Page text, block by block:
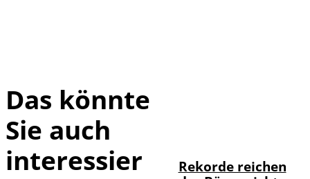
Das könnte
Sie auch
interessier
Rekorde reichen